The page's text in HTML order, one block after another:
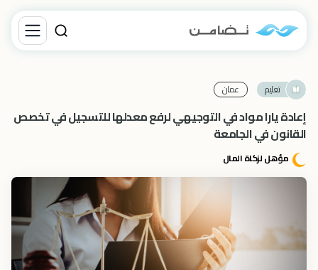
تعليم عمان
إعادة يارا مواد في التوجيهي لرفع معدلها للتسجيل في تخصص
القانون في الجامعة
مؤهل لزكاة المال